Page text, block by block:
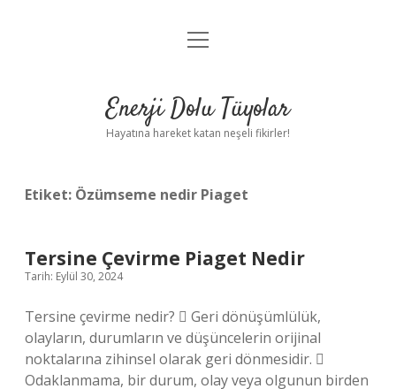
Anasayfa
Yasal Uyarı
menüyü
Enerji Dolu Tüyolar
Hayatına hareket katan neşeli fikirler!
Etiket: Özümseme nedir Piaget
Tersine Çevirme Piaget Nedir
Tarih: Eylül 30, 2024
Tersine çevirme nedir?  Geri dönüşümlülük,
olayların, durumların ve düşüncelerin orijinal
noktalarına zihinsel olarak geri dönmesidir. 
Odaklanmama, bir durum, olay veya olgunun birden